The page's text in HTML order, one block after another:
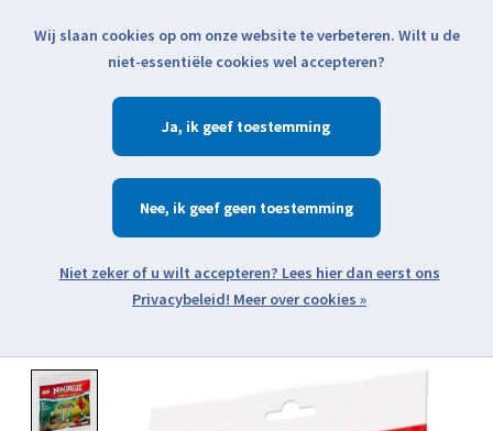
Klik voor actuele verzendinformatie...
Verlanglijst
Zoeken
Open webshop menu
Wij slaan cookies op om onze website te verbeteren. Wilt u de
niet-essentiële cookies wel accepteren?
Ja
Nee
Meer over cookies »